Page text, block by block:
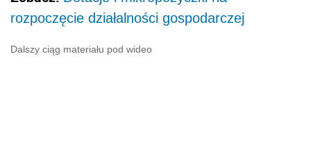
rozpoczęcie działalności gospodarczej
Dalszy ciąg materiału pod wideo